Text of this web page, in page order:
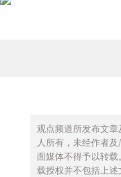
观点频道所发布文
人所有，未经作者
面媒体不得予以转
载授权并不包括上述